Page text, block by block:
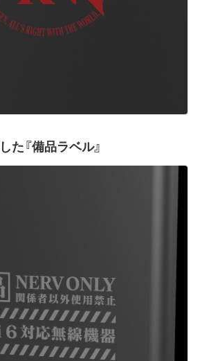
た『備品ラベル』